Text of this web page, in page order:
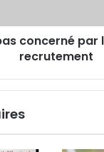
concerné
recrutement